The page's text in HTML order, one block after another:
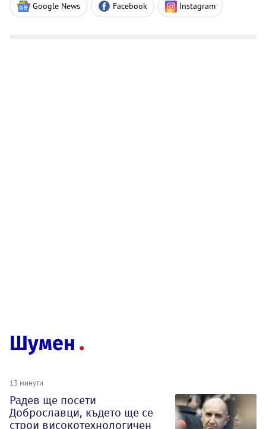
Google News Facebook Instagram
Шумен
13 минути
Радев ще посети
Доброславци, където ще се
строи високотехнологичен